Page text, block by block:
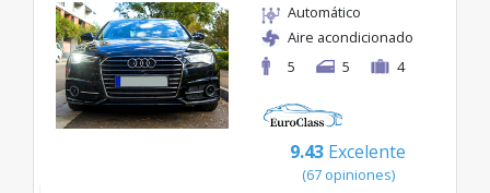
Automático
Aire acondicionado
5
5 4
9.43 Excelente
(67 opiniones)